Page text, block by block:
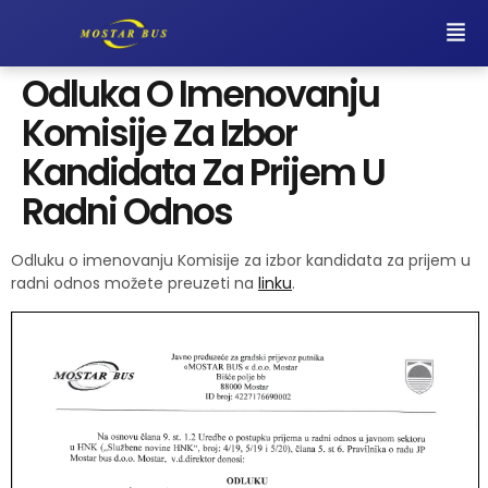
Odluka O Imenovanju
Komisije Za Izbor
Kandidata Za Prijem U
Radni Odnos
Odluku o imenovanju Komisije za izbor kandidata za prijem u
radni odnos možete preuzeti na linku.